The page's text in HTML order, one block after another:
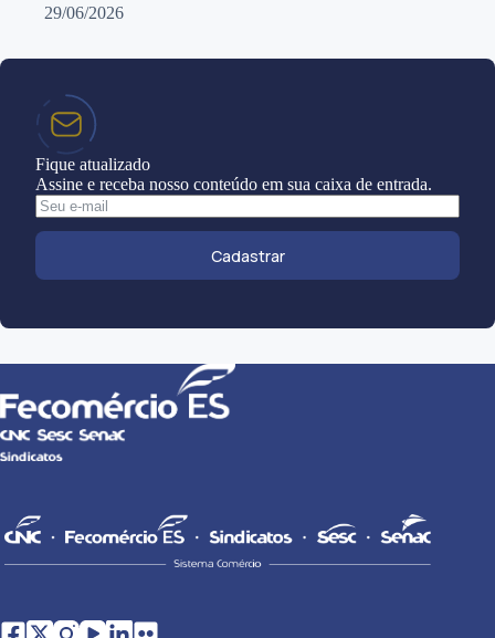
29/06/2026
Fique atualizado
Assine e receba nosso conteúdo em sua caixa de entrada.
Cadastrar